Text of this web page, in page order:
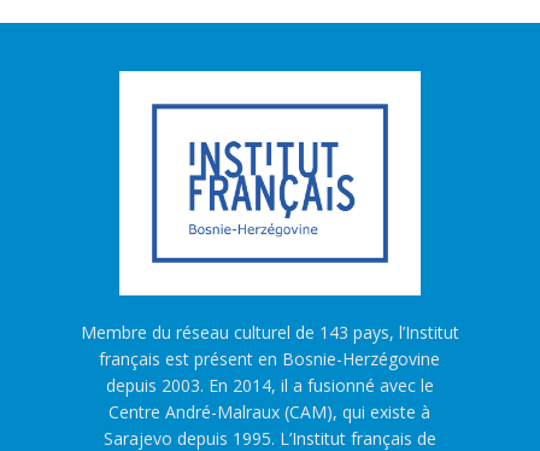
Membre du réseau culturel de 143 pays, l’Institut
français est présent en Bosnie-Herzégovine
depuis 2003. En 2014, il a fusionné avec le
Centre André-Malraux (CAM), qui existe à
Sarajevo depuis 1995. L’Institut français de